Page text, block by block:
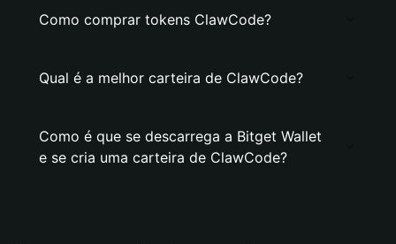
Como comprar tokens ClawCode?
Qual é a melhor carteira de ClawCode?
Como é que se descarrega a Bitget Wallet
e se cria uma carteira de ClawCode?